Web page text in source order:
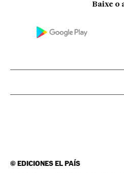
Baixe o
©EDICIONES EL PAÍS